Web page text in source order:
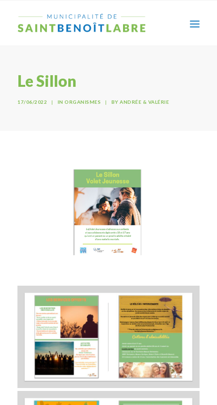
RECHERCHE
Le Sillon
17/06/2022 | IN ORGANISMES | BY ANDRÉE & VALÉRIE